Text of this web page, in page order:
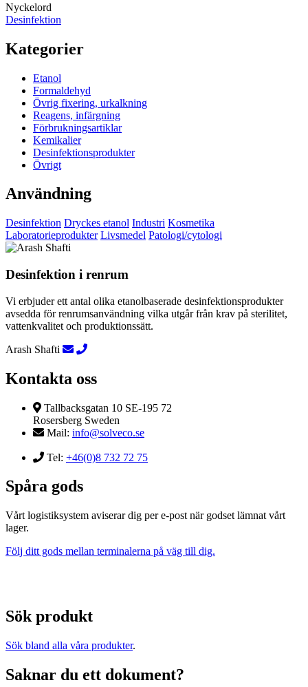
Nyckelord
Desinfektion
Kategorier
Etanol
Formaldehyd
Övrig fixering, urkalkning
Reagens, infärgning
Förbrukningsartiklar
Kemikalier
Desinfektionsprodukter
Övrigt
Användning
Desinfektion Dryckes etanol Industri Kosmetika
Laboratorieprodukter Livsmedel Patologi/cytologi
Desinfektion i renrum
Vi erbjuder ett antal olika etanolbaserade desinfektionsprodukter
avsedda för renrumsanvändning vilka utgår från krav på sterilitet,
vattenkvalitet och produktionssätt.
Arash Shafti
Kontakta oss
Tallbacksgatan 10 SE-195 72
Rosersberg Sweden
Mail: info@solveco.se
Tel: +46(0)8 732 72 75
Spåra gods
Vårt logistiksystem aviserar dig per e-post när godset lämnat vårt
lager.
Följ ditt gods mellan terminalerna på väg till dig.
Sök produkt
Sök bland alla våra produkter.
Saknar du ett dokument?